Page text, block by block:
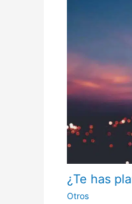
¿Te has
Otros